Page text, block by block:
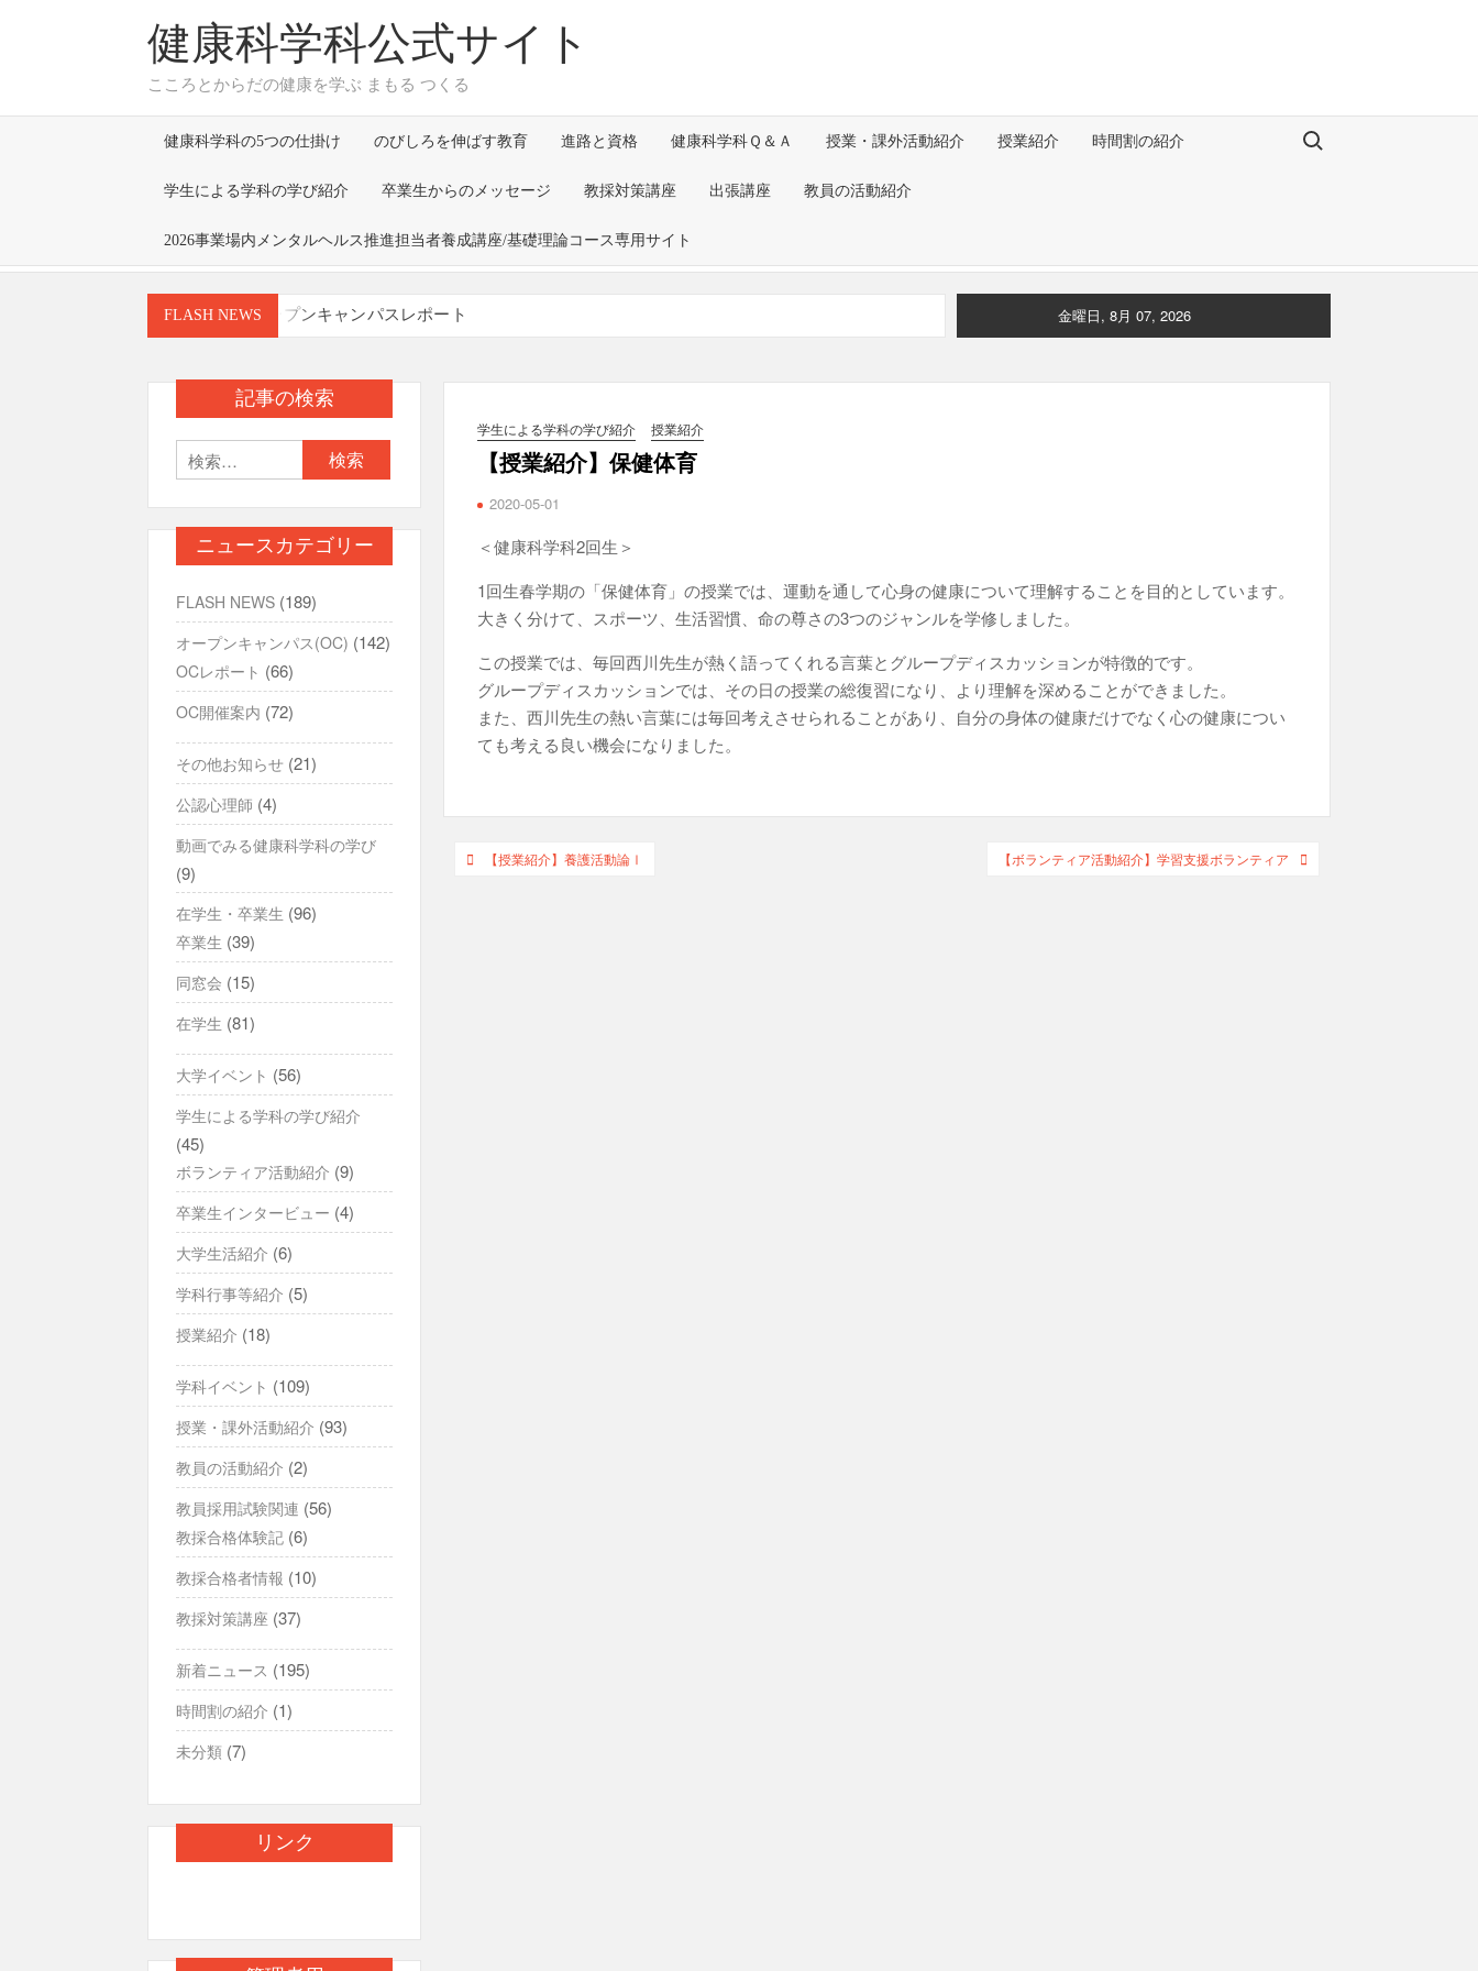
健康科学科公式サイト
こころとからだの健康を学ぶ まもる つくる
健康科学科の5つの仕掛け のびしろを伸ばす教育 進路と資格 健康科学科Ｑ＆Ａ 授業・課外活動紹介 授業紹介 時間割の紹介
学生による学科の学び紹介 卒業生からのメッセージ 教採対策講座 出張講座 教員の活動紹介
2026事業場内メンタルヘルス推進担当者養成講座/基礎理論コース専用サイト
Search for:
FLASH NEWS
７月26日(日) オープンキャンパスレポート
月27日）に掲載されました
「環境衛生実習」の授業で株式会社メイワパックスの工場見学を実施しました！
8/9,22にオープンキャンパスを開催します！
金曜日, 8月 07, 2026
学生による学科の学び紹介 授業紹介
【授業紹介】保健体育
2020-05-01
＜健康科学科2回生＞
1回生春学期の「保健体育」の授業では、運動を通して心身の健康について理解することを目的としています。
大きく分けて、スポーツ、生活習慣、命の尊さの3つのジャンルを学修しました。
この授業では、毎回西川先生が熱く語ってくれる言葉とグループディスカッションが特徴的です。
グループディスカッションでは、その日の授業の総復習になり、より理解を深めることができました。
また、西川先生の熱い言葉には毎回考えさせられることがあり、自分の身体の健康だけでなく心の健康につい
ても考える良い機会になりました。
投
【授業紹介】養護活動論Ⅰ 【ボランティア活動紹介】学習支援ボランティア
記事の検索
索:
ニュースカテゴリー
FLASH NEWS (189)
オープンキャンパス(OC) (142)
OCレポート (66)
OC開催案内 (72)
その他お知らせ (21)
公認心理師 (4)
動画でみる健康科学科の学び
(9)
在学生・卒業生 (96)
卒業生 (39)
同窓会 (15)
在学生 (81)
大学イベント (56)
学生による学科の学び紹介
(45)
ボランティア活動紹介 (9)
卒業生インタービュー (4)
大学生活紹介 (6)
学科行事等紹介 (5)
授業紹介 (18)
学科イベント (109)
授業・課外活動紹介 (93)
教員の活動紹介 (2)
教員採用試験関連 (56)
教採合格体験記 (6)
教採合格者情報 (10)
教採対策講座 (37)
新着ニュース (195)
時間割の紹介 (1)
未分類 (7)
リンク